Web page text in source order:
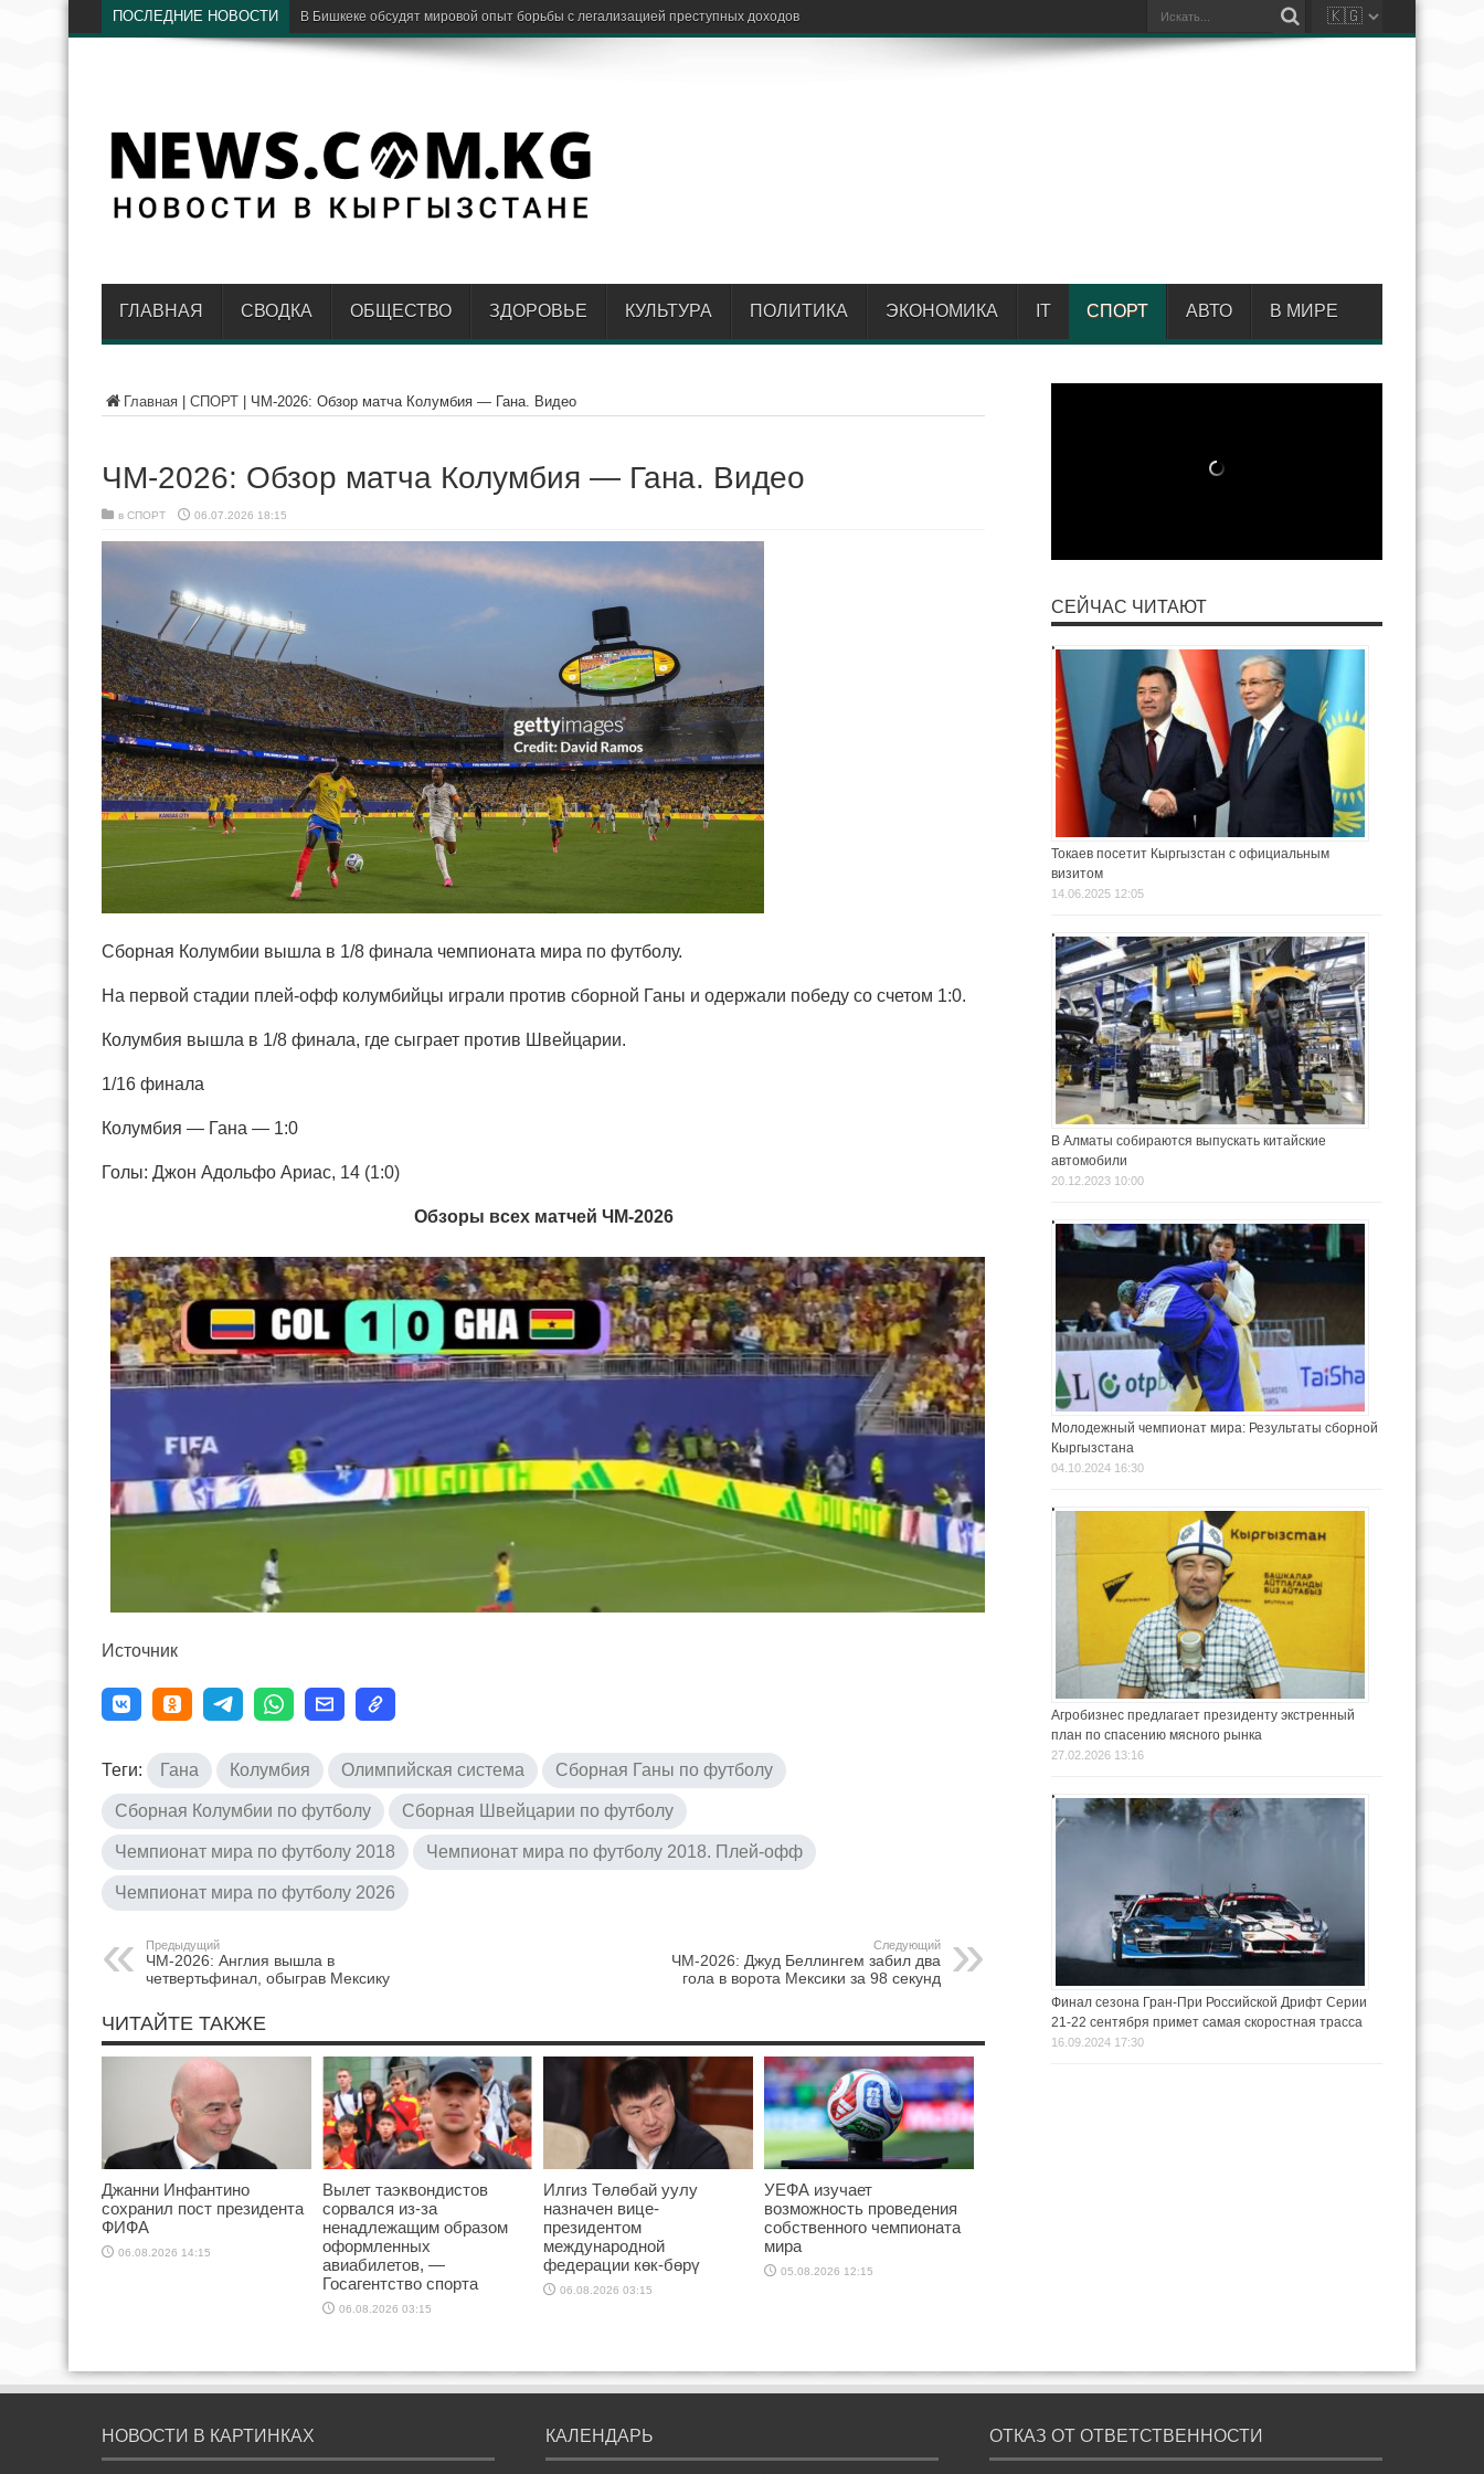
ПОСЛЕДНИЕ НОВОСТИ В Бишкеке обсудят мировой опыт борьбы с легализацией преступных доходов
ГЛАВНАЯ СВОДКА ОБЩЕСТВО ЗДОРОВЬЕ КУЛЬТУРА ПОЛИТИКА ЭКОНОМИКА IT СПОРТ АВТО В МИРЕ
Главная СПОРТ ЧМ-2026: Обзор матча Колумбия — Гана. Видео
ЧМ-2026: Обзор матча Колумбия — Гана. Видео
в СПОРТ 06.07.2026 18:15
Сборная Колумбии вышла в 1/8 финала чемпионата мира по футболу.
На первой стадии плей-офф колумбийцы играли против сборной Ганы и одержали победу со счетом 1:0.
Колумбия вышла в 1/8 финала, где сыграет против Швейцарии.
1/16 финала
Колумбия — Гана — 1:0
Голы: Джон Адольфо Ариас, 14 (1:0)
Обзоры всех матчей ЧМ-2026
Источник
Теги: Гана Колумбия Олимпийская система Сборная Ганы по футболу
Сборная Колумбии по футболу Сборная Швейцарии по футболу
Чемпионат мира по футболу 2018 Чемпионат мира по футболу 2018. Плей-офф
Чемпионат мира по футболу 2026
Предыдущий
ЧМ-2026: Англия вышла в
четвертьфинал, обыграв Мексику
Следующий
ЧМ-2026: Джуд Беллингем забил два
гола в ворота Мексики за 98 секунд
ЧИТАЙТЕ ТАКЖЕ
Джанни Инфантино
сохранил пост президента
ФИФА
06.08.2026 14:15
Вылет таэквондистов
сорвался из-за
ненадлежащим образом
оформленных
авиабилетов, —
Госагентство спорта
06.08.2026 03:15
Илгиз Төлөбай уулу
назначен вице-
президентом
международной
федерации көк-бөрү
06.08.2026 03:15
УЕФА изучает
возможность проведения
собственного чемпионата
мира
05.08.2026 12:15
СЕЙЧАС ЧИТАЮТ
Токаев посетит Кыргызстан с официальным
визитом
14.06.2025 12:05
В Алматы собираются выпускать китайские
автомобили
20.12.2023 10:00
Молодежный чемпионат мира: Результаты сборной
Кыргызстана
04.10.2024 16:30
Агробизнес предлагает президенту экстренный
план по спасению мясного рынка
27.02.2026 13:16
Финал сезона Гран-При Российской Дрифт Серии
21-22 сентября примет самая скоростная трасса
16.09.2024 17:30
НОВОСТИ В КАРТИНКАХ КАЛЕНДАРЬ ОТКАЗ ОТ ОТВЕТСТВЕННОСТИ